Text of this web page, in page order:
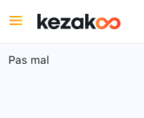
Pas mal